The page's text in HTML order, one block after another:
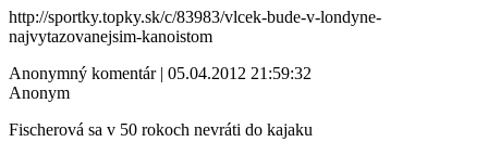
http://sportky.topky.sk/c/83983/vlcek-bude-v-londyne-
najvytazovanejsim-kanoistom
Anonymný komentár | 05.04.2012 21:59:32
Anonym
Fischerová sa v 50 rokoch nevráti do kajaku